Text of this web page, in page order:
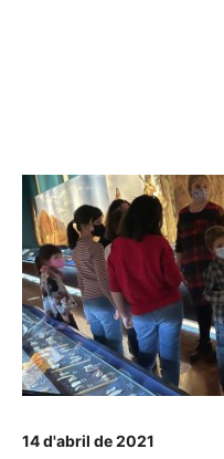
14 d'abril de 2021